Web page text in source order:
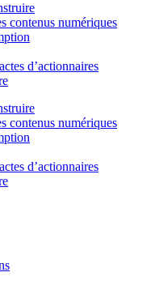
contenus numériques
d’actionnaires
contenus numériques
d’actionnaires